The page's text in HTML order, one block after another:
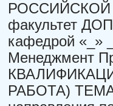
РОССИЙСКОЙ
факультет
кафедрой «_»
Менеджмент
РАБОТА) ТЕМА: